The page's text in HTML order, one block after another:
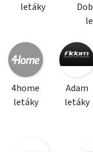
letáky
4home
letáky
Adam
letáky